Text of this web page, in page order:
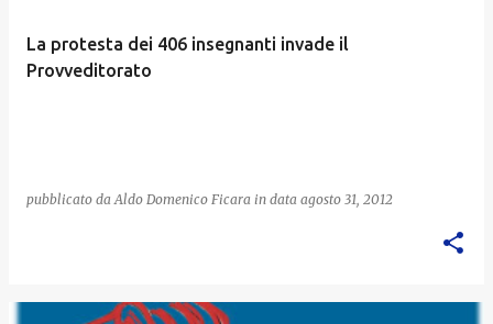
La protesta dei 406 insegnanti invade il
Provveditorato
pubblicato da Aldo Domenico Ficara in data agosto 31, 2012